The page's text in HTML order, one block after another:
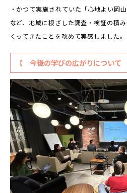
・かつて実施されていた「心地よい岡
など、地域に根ざした調査・検証の積
くってきたことを改めて実感しました。
【 今後の学びの広がりについて